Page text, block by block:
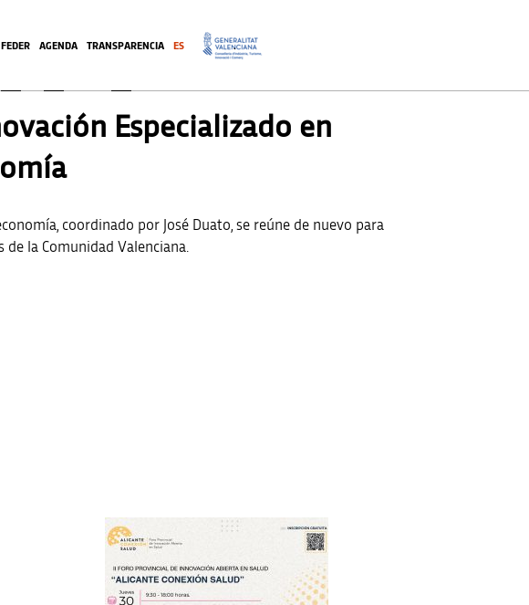
FEDER AGENDA TRANSPARENCIA .
ES
Especializado en
coordinado por José Duato, se reúne de nuevo para
la Comunidad Valenciana.